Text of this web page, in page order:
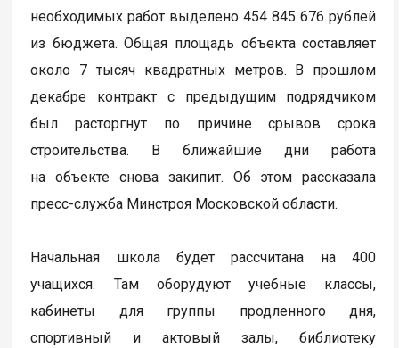
необходимых работ выделено 454 845 676 рублей
из бюджета. Общая площадь объекта составляет
около 7 тысяч квадратных метров. В прошлом
декабре контракт с предыдущим подрядчиком
был расторгнут по причине срывов срока
строительства. В ближайшие дни работа
на объекте снова закипит. Об этом рассказала
пресс-служба Минстроя Московской области.
Начальная школа будет рассчитана на 400
учащихся. Там оборудуют учебные классы,
кабинеты для группы продленного дня,
спортивный и актовый залы, библиотеку